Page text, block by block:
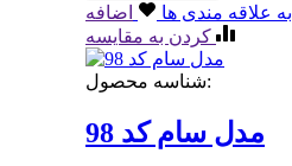
به علاقه مندی ها
اضافه
کردن به مقایسه
شناسه محصول:
مدل سام کد 98